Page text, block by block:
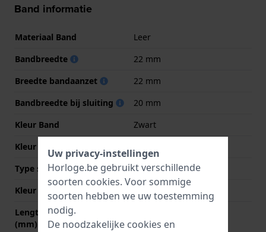
Band informatie
Materiaal Band
Leer
Bandbreedte
22 mm
Breedte bandaanzet
22 mm
Bandbreedte bij sluiting
20 mm
Kleur Band
Zwart
Kleur stiksel
Type sluiting
Geen
Kleur sluiting
Lengte band op 12 uur
(mm)
Uw privacy-instellingen
Horloge.be gebruikt verschillende
soorten cookies. Voor sommige
soorten hebben we uw toestemming
nodig.
De noodzakelijke cookies en